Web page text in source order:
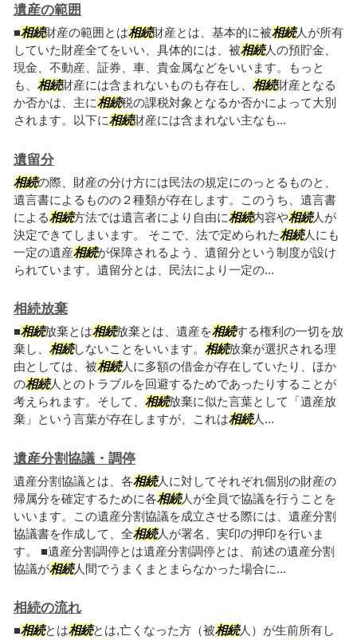
遺産の範囲
■相続財産の範囲とは相続財産とは、基本的に被相続人が所有
していた財産全てをいい、具体的には、被相続人の預貯金、
現金、不動産、証券、車、貴金属などをいいます。もっと
も、 相続財産には含まれないものも存在し、 相続財産となる
か否かは、主に相続税の課税対象となるか否かによって大別
されます。以下に相続財産には含まれない主なも...
遺留分
相続の際、財産の分け方には民法の規定にのっとるものと、
遺言書によるものの２種類が存在します。このうち、遺言書
による相続方法では遺言者により自由に相続内容や相続人が
決定できてしまいます。 そこで、法で定められた相続人にも
一定の遺産相続が保障されるよう、遺留分という制度が設け
られています。遺留分とは、民法により一定の...
相続放棄
■相続放棄とは相続放棄とは、遺産を相続する権利の一切を放
棄し、 相続しないことをいいます。 相続放棄が選択される理
由としては、被相続人に多額の借金が存在していたり、ほか
の相続人とのトラブルを回避するためであったりすることが
考えられます。そして、 相続放棄に似た言葉として「遺産放
棄」という言葉が存在しますが、これは相続人...
遺産分割協議・調停
遺産分割協議とは、各相続人に対してそれぞれ個別の財産の
帰属分を確定するために各相続人が全員で協議を行うことを
いいます。この遺産分割協議を成立させる際には、遺産分割
協議書を作成して、全相続人が署名、実印の押印を行いま
す。 ■遺産分割調停とは遺産分割調停とは、前述の遺産分割
協議が相続人間でうまくまとまらなかった場合に...
相続の流れ
■相続とは相続とは,亡くなった方（被相続人）が生前所有し